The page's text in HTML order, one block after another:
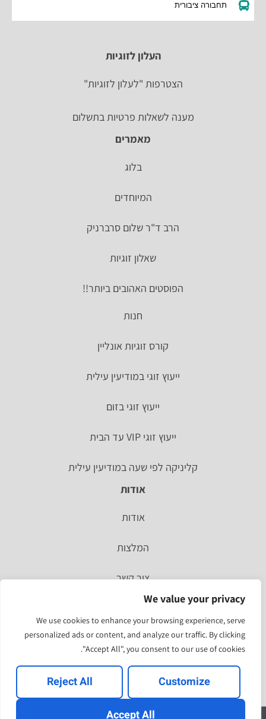
We value your privacy
We use cookies to enhance your browsing experience, serve
personalized ads or content, and analyze our traffic. By clicking
"Accept All", you consent to our use of cookies.
Customize
Reject All
Accept All
תחבורה ציבורית
העלון לזוגיות
הצטרפות "לעלון לזוגיות"
מענה לשאלות פרטיות בתשלום
מאמרים
בלוג
המיוחדים
הרב ד"ר שלום סרברניק
שאלון זוגיות
הפוסטים האהובים ביותר!!
חנות
קורס זוגיות אונליין
ייעוץ זוגי במודיעין עילית
ייעוץ זוגי בזום
ייעוץ זוגי VIP עד הבית
קליניקה לפי שעה במודיעין עילית
אודות
אודות
המלצות
צור קשר
מהעיתונות
תוצאות הסקר האחרון